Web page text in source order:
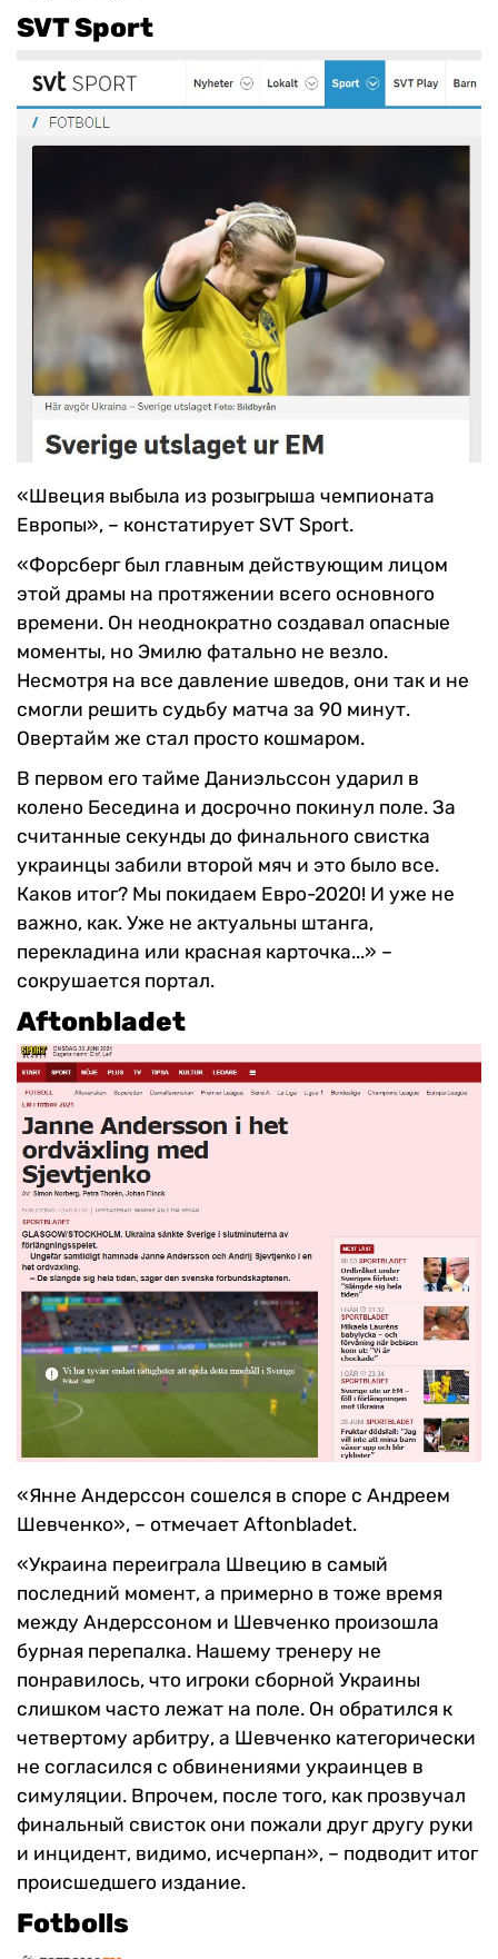
SVT Sport
«Швеция выбыла из розыгрыша чемпионата
Европы», – констатирует SVT Sport.
«Форсберг был главным действующим лицом
этой драмы на протяжении всего основного
времени. Он неоднократно создавал опасные
моменты, но Эмилю фатально не везло.
Несмотря на все давление шведов, они так и не
смогли решить судьбу матча за 90 минут.
Овертайм же стал просто кошмаром.
В первом его тайме Даниэльссон ударил в
колено Беседина и досрочно покинул поле. За
считанные секунды до финального свистка
украинцы забили второй мяч и это было все.
Каков итог? Мы покидаем Евро-2020! И уже не
важно, как. Уже не актуальны штанга,
перекладина или красная карточка...» –
сокрушается портал.
Aftonbladet
«Янне Андерссон сошелся в споре с Андреем
Шевченко», – отмечает Aftonbladet.
«Украина переиграла Швецию в самый
последний момент, а примерно в тоже время
между Андерссоном и Шевченко произошла
бурная перепалка. Нашему тренеру не
понравилось, что игроки сборной Украины
слишком часто лежат на поле. Он обратился к
четвертому арбитру, а Шевченко категорически
не согласился с обвинениями украинцев в
симуляции. Впрочем, после того, как прозвучал
финальный свисток они пожали друг другу руки
и инцидент, видимо, исчерпан», – подводит итог
происшедшего издание.
Fotbolls